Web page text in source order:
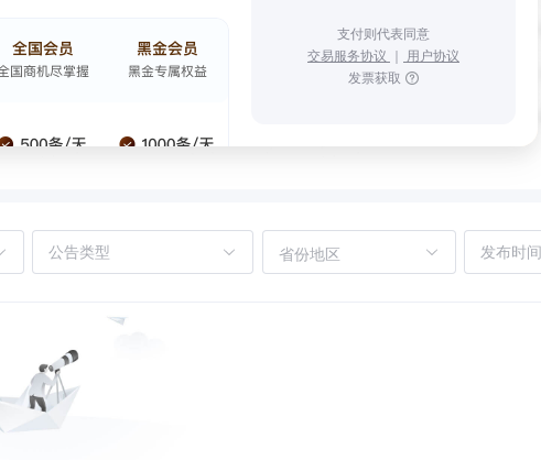
支付则代表同意
交易服务协议 ｜ 用户协议
发票获取
省份地区